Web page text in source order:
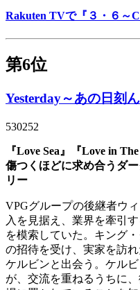
Rakuten TVで『３・６～
第6位
Yesterday～あの日刻
530252
『Love Sea』『Love in
傷つくほどに求め合うダ
リー
VPGグループの後継者ウ
入を見据え、業界を牽引
を模索していた。キング
の招待を受け、実家を訪
ケルビンと出会う。ケル
が、交流を重ねるうちに